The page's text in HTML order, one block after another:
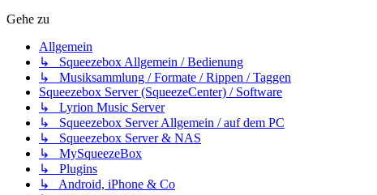
Gehe zu
Allgemein
↳ Squeezebox Allgemein / Bedienung
↳ Musiksammlung / Formate / Rippen / Taggen
Squeezebox Server (SqueezeCenter) / Software
↳ Lyrion Music Server
↳ Squeezebox Server Allgemein / auf dem PC
↳ Squeezebox Server & NAS
↳ MySqueezeBox
↳ Plugins
↳ Android, iPhone & Co